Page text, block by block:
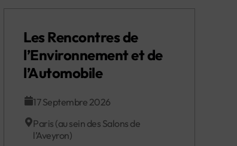
Les Rencontres de
l’Environnement et de
l’Automobile
17 Septembre 2026
Paris (au sein des Salons de
l’Aveyron)